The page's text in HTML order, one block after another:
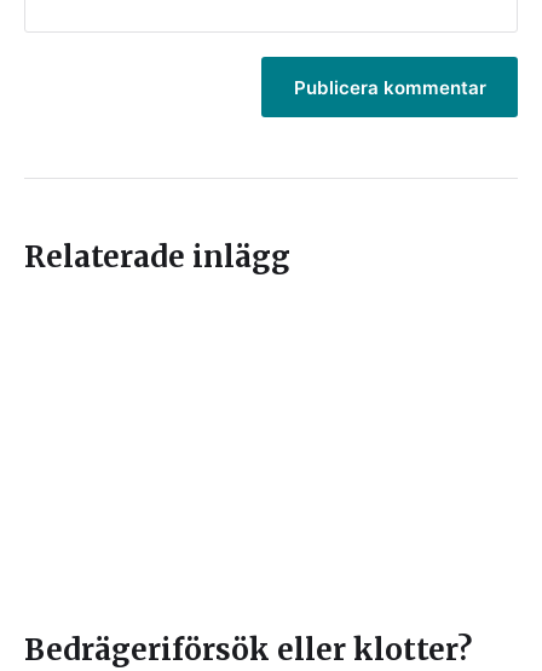
Relaterade inlägg
Bedrägeriförsök eller klotter?